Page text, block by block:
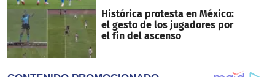
Histórica protesta en México:
el gesto de los jugadores por
el fin del ascenso